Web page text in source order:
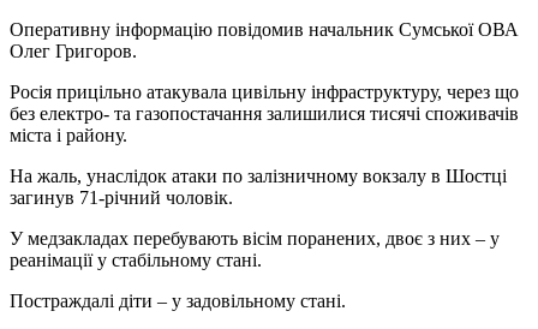
Оперативну інформацію повідомив начальник Сумської ОВА
Олег Григоров.
Росія прицільно атакувала цивільну інфраструктуру, через що
без електро- та газопостачання залишилися тисячі споживачів
міста і району.
На жаль, унаслідок атаки по залізничному вокзалу в Шостці
загинув 71-річний чоловік.
У медзакладах перебувають вісім поранених, двоє з них – у
реанімації у стабільному стані.
Постраждалі діти – у задовільному стані.